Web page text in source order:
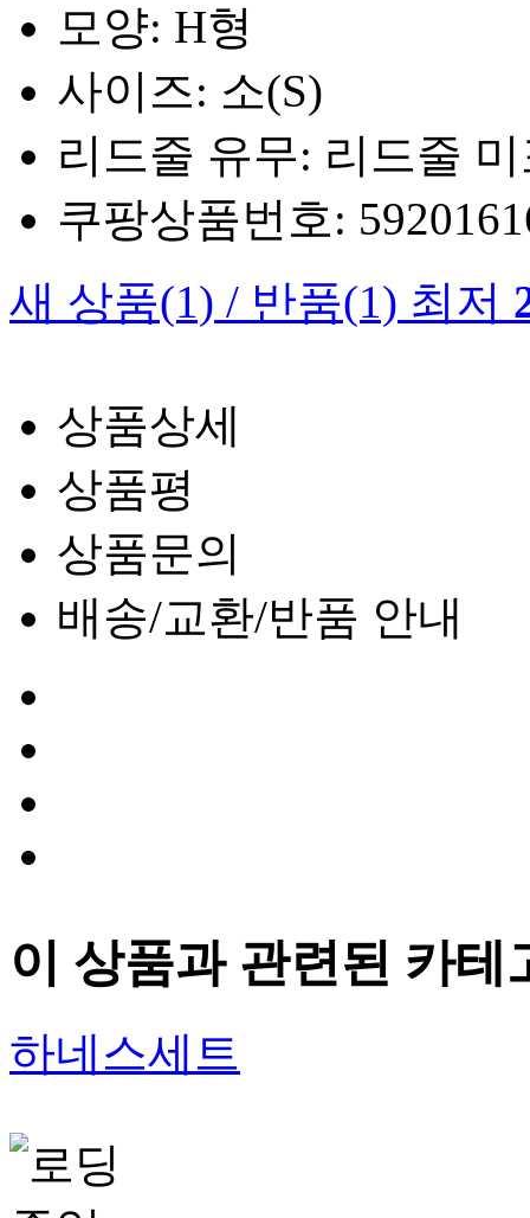
모양: H형
사이즈: 소(S)
리드줄 유무: 리드줄
쿠팡상품번호:
새 상품(1) / 반품(1) 최저
상품상세
상품평
상품문의
배송/교환/반품 안내
이 상품과 관련된 카테
하네스세트